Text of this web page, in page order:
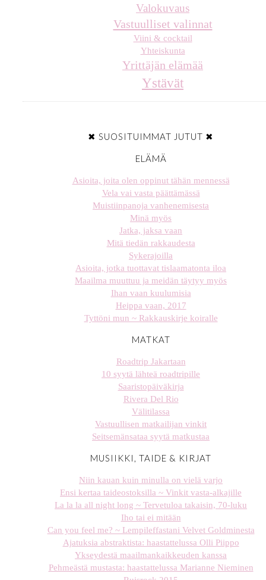
Valokuvaus
Vastuulliset valinnat
Viini & cocktail
Yhteiskunta
Yrittäjän elämää
Ystävät
✖ SUOSITUIMMAT JUTUT ✖
ELÄMÄ
Asioita, joita olen oppinut tähän mennessä
Vela vai vasta päättämässä
Muistiinpanoja vanhenemisesta
Minä myös
Jatka, jaksa vaan
Mitä tiedän rakkaudesta
Sykerajoilla
Asioita, jotka tuottavat tislaamatonta iloa
Maailma muuttuu ja meidän täytyy myös
Ihan vaan kuulumisia
Heippa vaan, 2017
Tyttöni mun ~ Rakkauskirje koiralle
MATKAT
Roadtrip Jakartaan
10 syytä lähteä roadtripille
Saaristopäiväkirja
Rivera Del Rio
Välitilassa
Vastuullisen matkailijan vinkit
Seitsemänsataa syytä matkustaa
MUSIIKKI, TAIDE & KIRJAT
Niin kauan kuin minulla on vielä varjo
Ensi kertaa taideostoksilla ~ Vinkit vasta-alkajille
La la la all night long ~ Tervetuloa takaisin, 70-luku
Iho tai ei mitään
Can you feel me? ~ Lempileffastani Velvet Goldminesta
Ajatuksia abstraktista: haastattelussa Olli Piippo
Ykseydestä maailmankaikkeuden kanssa
Pehmeästä mustasta: haastattelussa Marianne Nieminen